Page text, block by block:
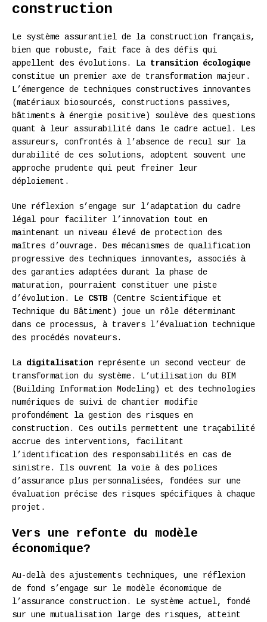
construction
Le système assurantiel de la construction français,
bien que robuste, fait face à des défis qui
appellent des évolutions. La transition écologique
constitue un premier axe de transformation majeur.
L’émergence de techniques constructives innovantes
(matériaux biosourcés, constructions passives,
bâtiments à énergie positive) soulève des questions
quant à leur assurabilité dans le cadre actuel. Les
assureurs, confrontés à l’absence de recul sur la
durabilité de ces solutions, adoptent souvent une
approche prudente qui peut freiner leur
déploiement.
Une réflexion s’engage sur l’adaptation du cadre
légal pour faciliter l’innovation tout en
maintenant un niveau élevé de protection des
maîtres d’ouvrage. Des mécanismes de qualification
progressive des techniques innovantes, associés à
des garanties adaptées durant la phase de
maturation, pourraient constituer une piste
d’évolution. Le CSTB (Centre Scientifique et
Technique du Bâtiment) joue un rôle déterminant
dans ce processus, à travers l’évaluation technique
des procédés novateurs.
La digitalisation représente un second vecteur de
transformation du système. L’utilisation du BIM
(Building Information Modeling) et des technologies
numériques de suivi de chantier modifie
profondément la gestion des risques en
construction. Ces outils permettent une traçabilité
accrue des interventions, facilitant
l’identification des responsabilités en cas de
sinistre. Ils ouvrent la voie à des polices
d’assurance plus personnalisées, fondées sur une
évaluation précise des risques spécifiques à chaque
projet.
Vers une refonte du modèle
économique?
Au-delà des ajustements techniques, une réflexion
de fond s’engage sur le modèle économique de
l’assurance construction. Le système actuel, fondé
sur une mutualisation large des risques, atteint